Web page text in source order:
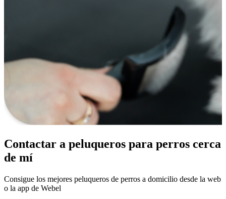
Contactar a peluqueros para perros cerca
de mí
Consigue los mejores peluqueros de perros a domicilio desde la web
o la app de Webel